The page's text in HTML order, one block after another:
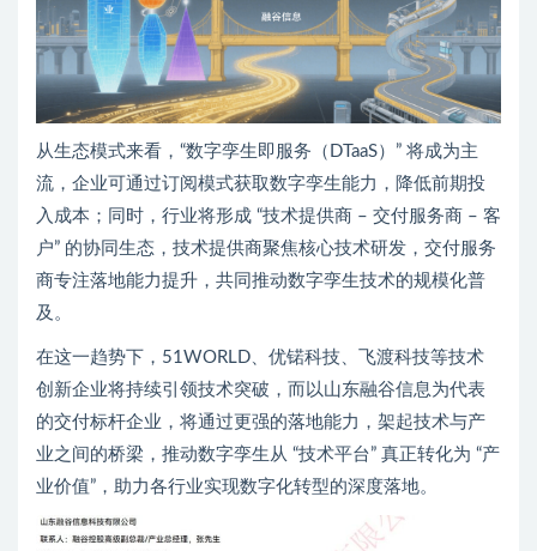
从生态模式来看，“数字孪生即服务（DTaaS）” 将成为主
流，企业可通过订阅模式获取数字孪生能力，降低前期投
入成本；同时，行业将形成 “技术提供商 – 交付服务商 – 客
户” 的协同生态，技术提供商聚焦核心技术研发，交付服务
商专注落地能力提升，共同推动数字孪生技术的规模化普
及。
在这一趋势下，51WORLD、优锘科技、飞渡科技等技术
创新企业将持续引领技术突破，而以山东融谷信息为代表
的交付标杆企业，将通过更强的落地能力，架起技术与产
业之间的桥梁，推动数字孪生从 “技术平台” 真正转化为 “产
业价值”，助力各行业实现数字化转型的深度落地。